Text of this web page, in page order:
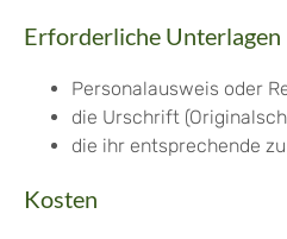
Erforderliche Unterlagen
Personalausweis oder
die Urschrift
die ihr entsprechende
Kosten